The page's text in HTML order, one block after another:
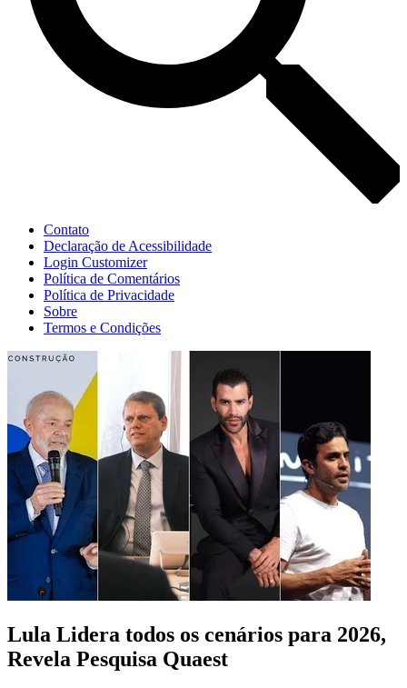
Contato
Declaração de Acessibilidade
Login Customizer
Política de Comentários
Política de Privacidade
Sobre
Termos e Condições
Lula Lidera todos os cenários para 2026,
Revela Pesquisa Quaest